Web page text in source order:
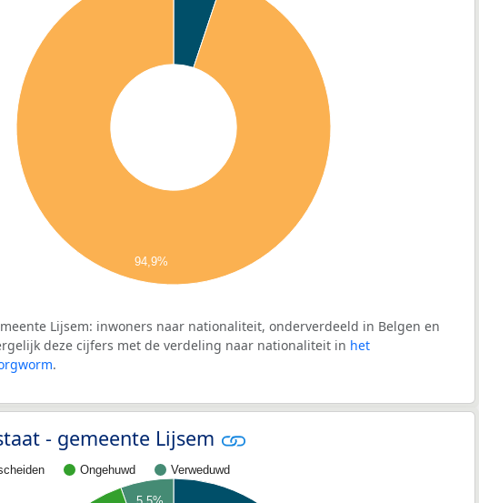
94,9%
Lijsem: inwoners naar nationaliteit, onderverdeeld in Belgen en
deze cijfers met de verdeling naar nationaliteit in het
.
- gemeente Lijsem
Ongehuwd Verweduwd